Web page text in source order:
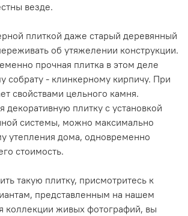
везде.
плиткой даже старый деревянный
об утяжелении конструкции.
прочная плитка в этом деле
собрату - клинкерному кирпичу. При
свойствами цельного камня.
декоративную плитку с установкой
системы, можно максимально
утепления дома, одновременно
стоимость.
такую плитку, присмотритесь к
представленным на нашем
коллекции живых фотографий, вы